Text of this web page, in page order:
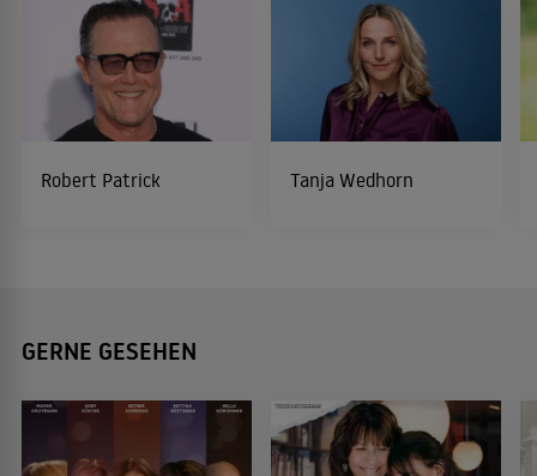
Robert Patrick Tanja Wedhorn
GERNE GESEHEN